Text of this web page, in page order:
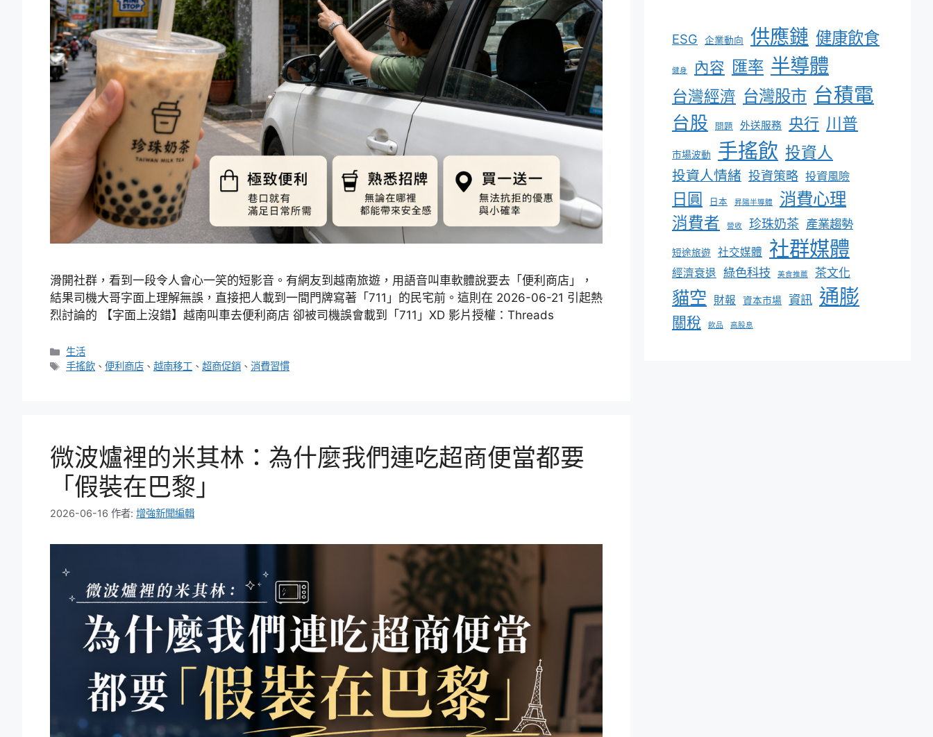
滑開社群，看到一段令人會心一笑的短影音。有網友到越南旅遊，用語音叫車軟體說要去「便利商店」，
結果司機大哥字面上理解無誤，直接把人載到一間門牌寫著「711」的民宅前。這則在 2026-06-21 引起熱
烈討論的 【字面上沒錯】越南叫車去便利商店 卻被司機誤會載到「711」XD 影片授權：Threads
分
類
生活
標
手搖飲 、便利商店 、越南移工 、超商促銷 、消費習慣
微波爐裡的米其林：為什麼我們連吃超商便當都要
「假裝在巴黎」
2026-06-16 作者: 增強新聞編輯
ESG 企業動向 供應鏈 健康飲食
健身 內容 匯率 半導體
台灣經濟 台灣股市 台積電
台股 問題 外送服務 央行 川普
市場波動 手搖飲 投資人
投資人情緒 投資策略 投資風險
日圓 日本 昇陽半導體 消費心理
消費者 營收 珍珠奶茶 產業趨勢
短途旅遊 社交媒體 社群媒體
經濟衰退 綠色科技 美食推薦 茶文化
貓空 財報 資本市場 資訊 通膨
關稅 飲品 高股息